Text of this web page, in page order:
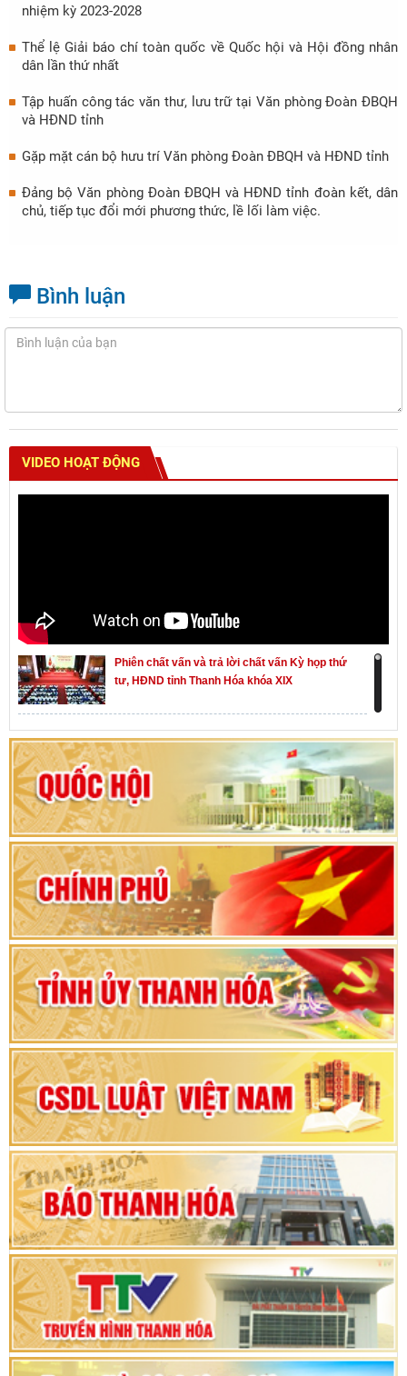
nhiệm kỳ 2023-2028
Thể lệ Giải báo chí toàn quốc về Quốc hội và Hội đồng nhân
dân lần thứ nhất
Tập huấn công tác văn thư, lưu trữ tại Văn phòng Đoàn ĐBQH
và HĐND tỉnh
Gặp mặt cán bộ hưu trí Văn phòng Đoàn ĐBQH và HĐND tỉnh
Đảng bộ Văn phòng Đoàn ĐBQH và HĐND tỉnh đoàn kết, dân
chủ, tiếp tục đổi mới phương thức, lề lối làm việc.
Bình luận
VIDEO HOẠT ĐỘNG
Phiên chất vấn và trả lời chất vấn Kỳ họp thứ
tư, HĐND tỉnh Thanh Hóa khóa XIX
Khai mạc kỳ họp thứ Nhất, Quốc hội khóa XVI
Hướng dẫn quy trình bỏ phiếu bầu cử ĐBQH
khoá XVI và đại biểu HĐND các cấp nhiệm kỳ
2026-2031
80 năm Quốc hội Việt Nam: vì lợi ích Nhân dân,
vì sự phát triển của đất nước
Bộ Chính trị duyệt nội dung Đại hội đại biểu
Đảng bộ tỉnh Thanh Hóa lần thứ XX, nhiệm kỳ
2025 - 2030
Đại hội đại biểu Đảng bộ xã Yên Thọ lần thứ I,
nhiệm kỳ 2025 – 2030
Đại hội Đảng bộ xã Yên Ninh lần thứ nhất,
nhiệm kỳ 2025 - 2030
Khai mạc Kỳ họp bất thường lần thứ 9, Quốc
hội khóa XV
Phiên thảo luận Kỳ họp thứ 24, HĐND tỉnh
Thanh Hóa khóa XVIII, nhiệm kỳ 2021 - 2026
Bế mạc Kỳ họp thứ hai bốn, Hội đồng nhân dân
tỉnh khoá XVIII